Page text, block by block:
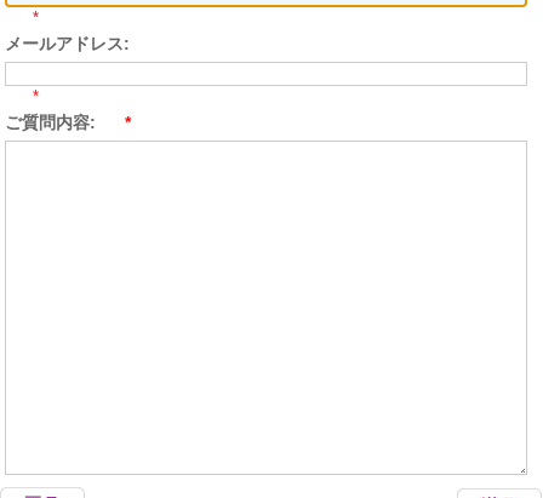
*
メールアドレス:
*
ご質問内容: *